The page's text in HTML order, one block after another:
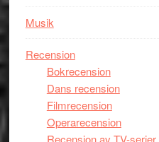
Musik
Recension
Bokrecension
Dans recension
Filmrecension
Operarecension
Recension av TV-serier